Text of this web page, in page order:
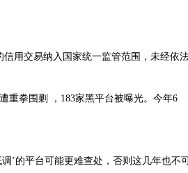
用交易纳入国家统一监管范围，未经依
重拳围剿 ，183家黑平台被曝光。今年6
’的平台可能更难查处，否则这几年也不